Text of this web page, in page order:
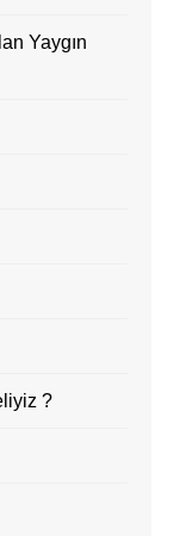
Yaygın
?